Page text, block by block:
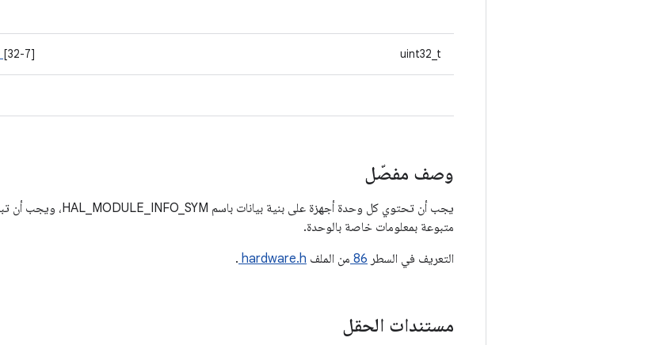
uint32_t
[32-7]
وصف مفصّل
يجب أن تحتوي كل وحدة أجهزة على بنية بيانات باسم HAL_MODULE_INFO_SYM، ويجب أن تبدأ حقول بنية البيانات هذه بـ
متبوعة بمعلومات خاصة بالوحدة.
التعريف في السطر 86 من الملف hardware.h
.
مستندات الحقل